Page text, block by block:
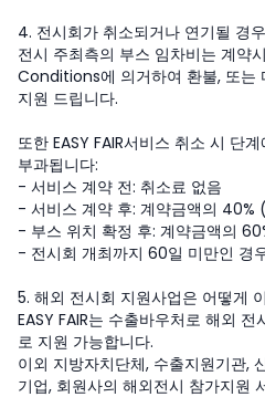
4. 전시회가 취소되거나 연기될 경
전시 주최측의 부스 임차비는 계약
Conditions에 의거하여 환불, 또는
지원 드립니다.
또한 EASY FAIR서비스 취소 시 단
부과됩니다:
- 서비스 계약 전: 취소료 없음
- 서비스 계약 후: 계약금액의 40%
- 부스 위치 확정 후: 계약금액의
- 전시회 개최까지 60일 미만인 경
5. 해외 전시회 지원사업은 어떻게
EASY FAIR는 수출바우처로 해외
로 지원 가능합니다.
이외 지방자치단체, 수출지원기관,
기업, 회원사의 해외전시 참가지원